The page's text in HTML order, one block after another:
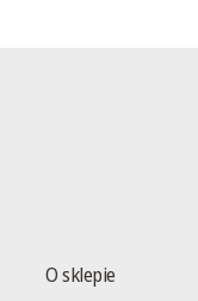
O sklepie